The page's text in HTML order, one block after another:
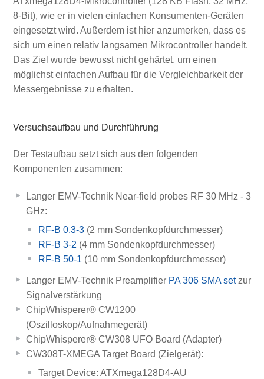
8-Bit), wie er in vielen einfachen Konsumenten-Geräten
eingesetzt wird. Außerdem ist hier anzumerken, dass es
sich um einen relativ langsamen Mikrocontroller handelt.
Das Ziel wurde bewusst nicht gehärtet, um einen
möglichst einfachen Aufbau für die Vergleichbarkeit der
Messergebnisse zu erhalten.
Versuchsaufbau und Durchführung
Der Testaufbau setzt sich aus den folgenden
Komponenten zusammen:
Langer EMV-Technik Near-field probes RF 30 MHz - 3
GHz:
RF-B 0.3-3 (2 mm Sondenkopfdurchmesser)
RF-B 3-2 (4 mm Sondenkopfdurchmesser)
RF-B 50-1 (10 mm Sondenkopfdurchmesser)
Langer EMV-Technik Preamplifier PA 306 SMA setzur
Signalverstärkung
ChipWhisperer® CW1200
(Oszilloskop/Aufnahmegerät)
ChipWhisperer® CW308 UFO Board (Adapter)
CW308T-XMEGA Target Board (Zielgerät):
Target Device: ATXmega128D4-AU